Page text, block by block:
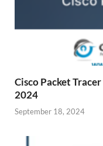
Cisco Packet
2024
September 18, 2024